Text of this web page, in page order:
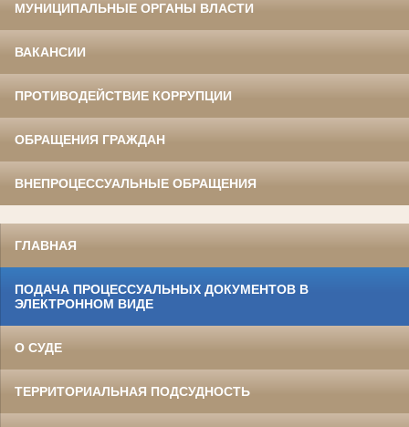
МУНИЦИПАЛЬНЫЕ ОРГАНЫ ВЛАСТИ
ВАКАНСИИ
ПРОТИВОДЕЙСТВИЕ КОРРУПЦИИ
ОБРАЩЕНИЯ ГРАЖДАН
ВНЕПРОЦЕССУАЛЬНЫЕ ОБРАЩЕНИЯ
ГЛАВНАЯ
ПОДАЧА ПРОЦЕССУАЛЬНЫХ ДОКУМЕНТОВ В
ЭЛЕКТРОННОМ ВИДЕ
О СУДЕ
ТЕРРИТОРИАЛЬНАЯ ПОДСУДНОСТЬ